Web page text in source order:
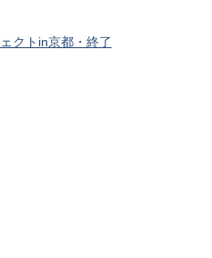
クトin京都・終了